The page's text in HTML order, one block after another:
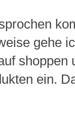
gehe
ein.